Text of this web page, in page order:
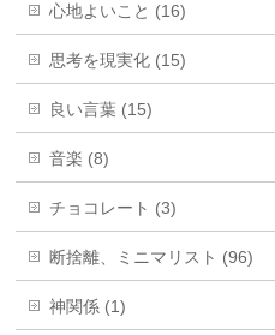
心地よいこと (16)
思考を現実化 (15)
良い言葉 (15)
音楽 (8)
チョコレート (3)
断捨離、ミニマリスト (96)
神関係 (1)